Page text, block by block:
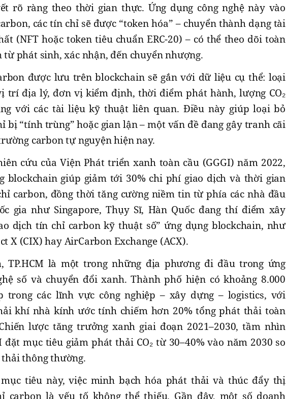
rõ ràng theo thời gian thực. Ứng dụng công nghệ này vào
các tín chỉ sẽ được “token hóa” – chuyển thành dạng tài
(NFT hoặc token tiêu chuẩn ERC-20) – có thể theo dõi toàn
phát sinh, xác nhận, đến chuyển nhượng.
được lưu trên blockchain sẽ gắn với dữ liệu cụ thể: loại
trí địa lý, đơn vị kiểm định, thời điểm phát hành, lượng CO₂
với các tài liệu kỹ thuật liên quan. Điều này giúp loại bỏ
bị “tính trùng” hoặc gian lận – một vấn đề đang gây tranh cãi
carbon tự nguyện hiện nay.
cứu của Viện Phát triển xanh toàn cầu (GGGI) năm 2022,
blockchain giúp giảm tới 30% chi phí giao dịch và thời gian
carbon, đồng thời tăng cường niềm tin từ phía các nhà đầu
gia như Singapore, Thụy Sĩ, Hàn Quốc đang thí điểm xây
dịch tín chỉ carbon kỹ thuật số” ứng dụng blockchain, như
X (CIX) hay AirCarbon Exchange (ACX).
TP.HCM là một trong những địa phương đi đầu trong ứng
số và chuyển đổi xanh. Thành phố hiện có khoảng 8.000
trong các lĩnh vực công nghiệp – xây dựng – logistics, với
khí nhà kính ước tính chiếm hơn 20% tổng phát thải toàn
lược tăng trưởng xanh giai đoạn 2021–2030, tầm nhìn
đặt mục tiêu giảm phát thải CO₂ từ 30–40% vào năm 2030 so
thông thường.
tiêu này, việc minh bạch hóa phát thải và thúc đẩy thị
carbon là yếu tố không thể thiếu. Gần đây, một số doanh